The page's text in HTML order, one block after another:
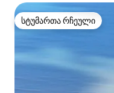
სტუმართა რჩეული
სტუმართა რჩეული